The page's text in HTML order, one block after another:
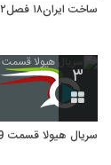
ساخت ایران۱۸ فصل۲
۳
سریال هیولا قسمت 9